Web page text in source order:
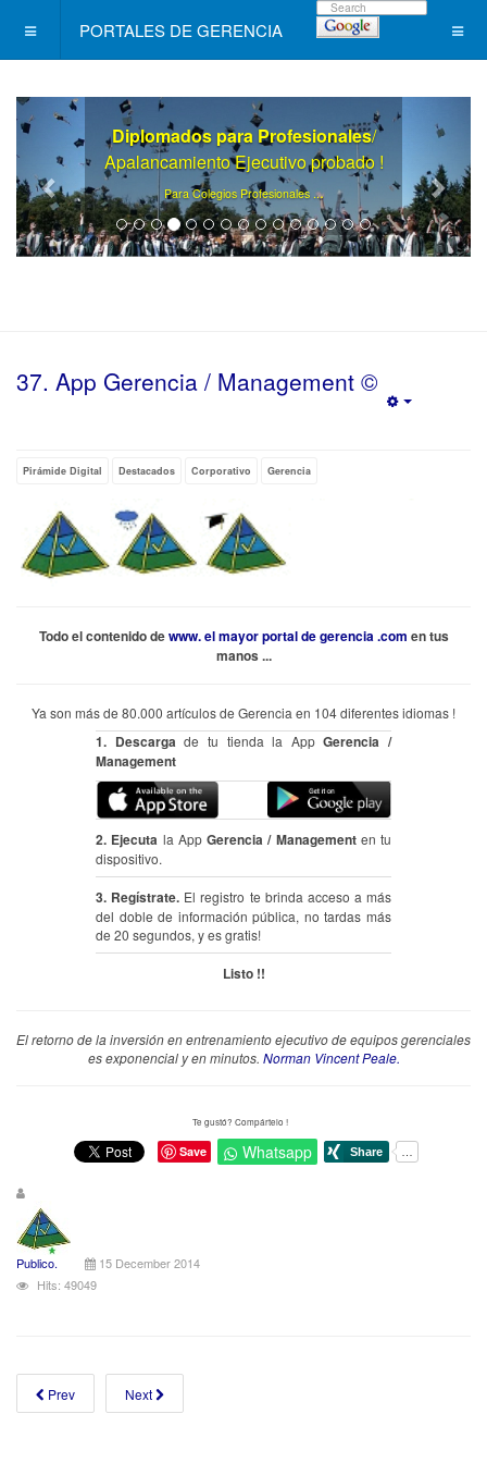
PORTALES DE GERENCIA
Diplomados para Profesionales/
Apalancamiento Ejecutivo probado !
Para Colegios Profesionales ...
37. App Gerencia / Management ©
Pirámide Digital Destacados Corporativo Gerencia
Todo el contenido dewww. el mayor portal de gerencia .com en tus
manos ...
Ya son más de 80.000 artículos de Gerencia en 104 diferentes idiomas !
1. Descarga de tu tienda la AppGerencia /
Management
2. Ejecuta la App Gerencia / Managementen tu
dispositivo.
3. Regístrate. El registro te brinda acceso a más
del doble de información pública, no tardas más
de 20 segundos, y es gratis!
Listo !!
El retorno de la inversión en entrenamiento ejecutivo de equipos gerenciales
es exponencial y en minutos. Norman Vincent Peale.
Te gustó? Compártelo !
Save Whatsapp
Publico.
15 December 2014
Hits: 49049
Prev Next